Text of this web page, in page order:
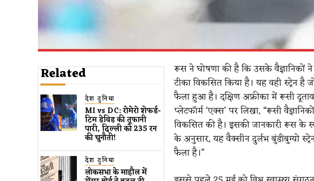
Related
देश दुनिया
MI vs DC: रोमेरो शेफर्ड-
टिम डेविड की तूफानी
पारी, दिल्ली को 235 रन
की चुनौती!
देश दुनिया
लोकसभा के माहौल में
रूस ने घोषणा की है कि उसके वैज्ञानिकों
टीका विकसित किया है। यह वही स्ट्रेन
फैला हुआ है। दक्षिण अफ्रीका में रूसी
प्लेटफॉर्म ‘एक्‍स’ पर लिखा, “रूसी
विकसित की है। इसकी जानकारी रूस के
के अनुसार, यह वैक्सीन दुर्लभ बुंडीबुग्यो
फैला है।”